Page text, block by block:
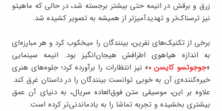
زرق و برقش در انیمه حتی بیشتر برجسته شد، در حالی که ماهیتو
نیز ترسناک‌تر و تهدیدآمیزتر از همیشه به تصویر کشیده شد.
برخی از تکنیک‌های نفرین، بینندگان را میخکوب کرد و هر مبارزه‌ای
به اندازه هیاهوی اطرافش هیجان‌انگیز بود. انیمه سینمایی
«جوجوتسو کایسن ۰ » نیز انتظارات را برآورده کرد؛ جلوه‌های هنری
خیره‌کننده‌ی آن به خوبی توانست بینندگان را در داستان غرق کند.
علاوه بر این، موسیقی متن فوق‌العاده سریال، به دنیای آن عمق
بیشتری بخشیده و تجربه‌ تماشا را به یادماندنی‌تر کرده است.